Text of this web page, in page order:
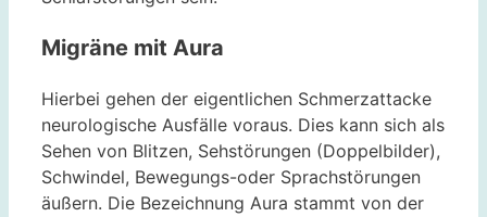
Migräne mit Aura
Hierbei gehen der eigentlichen Schmerzattacke
neurologische Ausfälle voraus. Dies kann sich als
Sehen von Blitzen, Sehstörungen (Doppelbilder),
Schwindel, Bewegungs-oder Sprachstörungen
äußern. Die Bezeichnung Aura stammt von der